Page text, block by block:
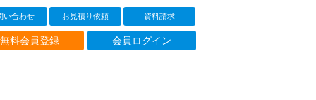
い合わせ お見積り依頼 資料請求
無料会員登録 会員ログイン